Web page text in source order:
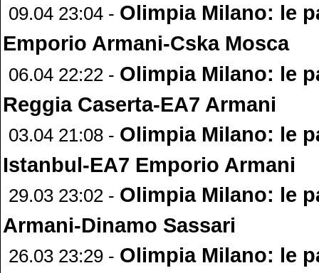
09.04 23:04 - Olimpia Milano: le
Emporio Armani-Cska Mosca
06.04 22:22 - Olimpia Milano: le
Reggia Caserta-EA7 Armani
03.04 21:08 - Olimpia Milano: le
Istanbul-EA7 Emporio Armani
29.03 23:02 - Olimpia Milano: le
Armani-Dinamo Sassari
26.03 23:29 - Olimpia Milano: le